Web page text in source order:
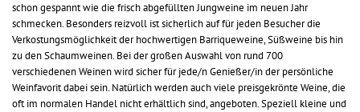
schon gespannt wie die frisch abgefüllten Jungweine im neuen Jahr
schmecken. Besonders reizvoll ist sicherlich auf für jeden Besucher die
Verkostungsmöglichkeit der hochwertigen Barriqueweine, Süßweine bis hin
zu den Schaumweinen. Bei der großen Auswahl von rund 700
verschiedenen Weinen wird sicher für jede/n Genießer/in der persönliche
Weinfavorit dabei sein. Natürlich werden auch viele preisgekrönte Weine, die
oft im normalen Handel nicht erhältlich sind, angeboten. Speziell kleine und